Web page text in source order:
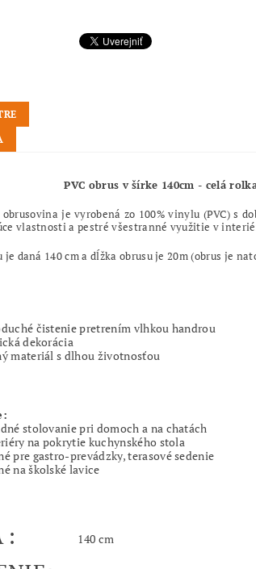
PVC obrus v šírke 140cm - celá
obrusovina je vyrobená zo 100% vinylu (PVC) s
vlastnosti a pestré všestranné využitie v
je daná 140 cm a dĺžka obrusu je 20m (obrus je
čistenie pretrením vlhkou handrou
dekorácia
materiál s dlhou životnosťou
stolovanie pri domoch a na chatách
na pokrytie kuchynského stola
pre gastro-prevádzky, terasové sedenie
na školské lavice
: 140 cm